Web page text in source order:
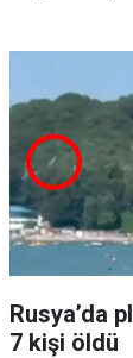
Rusya’da
7 kişi öldü